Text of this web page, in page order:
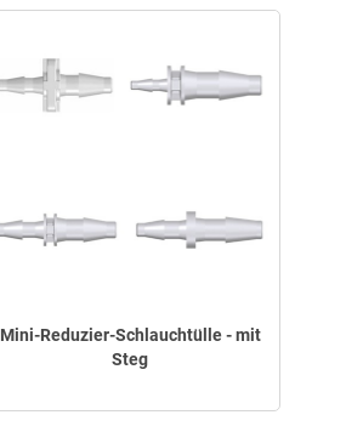
Mini-Reduzier-Schlauchtülle - mit
Steg